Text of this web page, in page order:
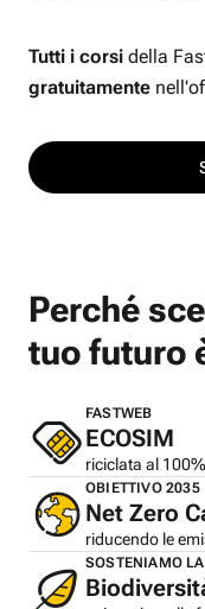
Tutti i corsi della
gratuitamente
Perché
tuo futuro
FASTWEB
ECOSIM
riciclata al 100%
OBIETTIVO 2035
Net Zero
riducendo le
SOSTENIAMO LA